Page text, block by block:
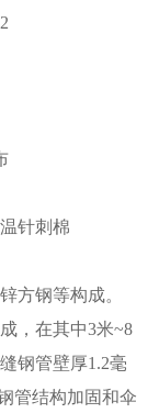
针刺棉
方钢等构成。
，在其中3米~8
钢管壁厚1.2毫
管结构加固和伞